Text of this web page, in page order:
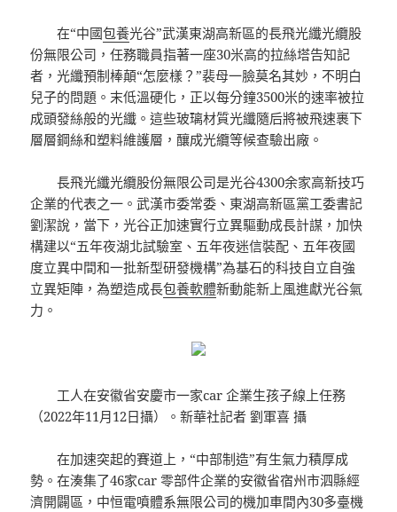
在“中國包養光谷”武漢東湖高新區的長飛光纖光纜股
份無限公司，任務職員指著一座30米高的拉絲塔告知記
者，光纖預制棒顛“怎麼樣？”裴母一臉莫名其妙，不明白
兒子的問題。末低溫硬化，正以每分鐘3500米的速率被拉
成頭發絲般的光纖。這些玻璃材質光纖隨后將被飛速裹下
層層鋼絲和塑料維護層，釀成光纜等候查驗出廠。
長飛光纖光纜股份無限公司是光谷4300余家高新技巧
企業的代表之一。武漢市委常委、東湖高新區黨工委書記
劉潔說，當下，光谷正加速實行立異驅動成長計謀，加快
構建以“五年夜湖北試驗室、五年夜迷信裝配、五年夜國
度立異中間和一批新型研發機構”為基石的科技自立自強
立異矩陣，為塑造成長包養軟體新動能新上風進獻光谷氣
力。
工人在安徽省安慶市一家car 企業生孩子線上任務
（2022年11月12日攝）。新華社記者 劉軍喜 攝
在加速突起的賽道上，“中部制造”有生氣力積厚成
勢。在湊集了46家car 零部件企業的安徽省宿州市泗縣經
濟開闢區，中恒電噴體系無限公司的機加車間內30多臺機